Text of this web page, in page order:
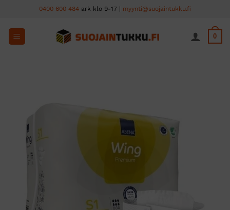
content
0400 600 484 ark klo 9-17 | myynti@suojaintukku.fi
0